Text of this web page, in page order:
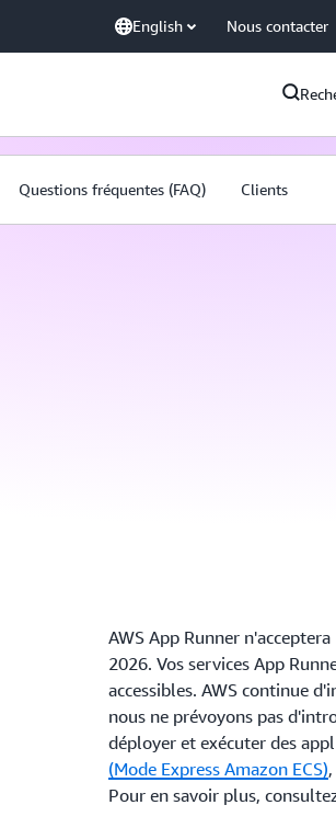
English Nous contacter
Questions fréquentes (FAQ) Clients
AWS App Runner
2026. Vos services App
accessibles. AWS continue
nous ne prévoyons pas
déployer et exécuter des
(Mode Express Amazon ECS)
Pour en savoir plus,